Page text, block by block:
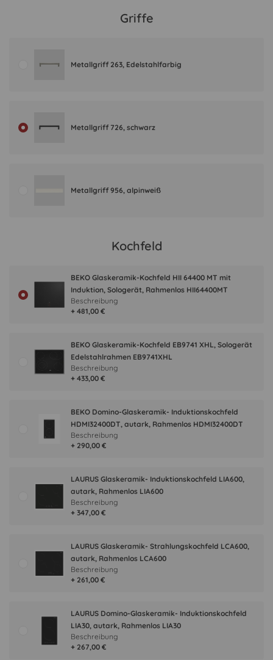
Griffe
Metallgriff 263, Edelstahlfarbig
Metallgriff 726, schwarz
Metallgriff 956, alpinweiß
Kochfeld
BEKO Glaskeramik-Kochfeld HII 64400 MT mit
Induktion, Sologerät, Rahmenlos HII64400MT
+ 481,00 €
Beschreibung
BEKO Glaskeramik-Kochfeld EB9741 XHL, Sologerät
Edelstahlrahmen EB9741XHL
+ 433,00 €
Beschreibung
BEKO Domino-Glaskeramik- Induktionskochfeld
HDMI32400DT, autark, Rahmenlos HDMI32400DT
+ 290,00 €
Beschreibung
LAURUS Glaskeramik- Induktionskochfeld LIA600,
autark, Rahmenlos LIA600
+ 347,00 €
Beschreibung
LAURUS Glaskeramik- Strahlungskochfeld LCA600,
autark, Rahmenlos LCA600
+ 261,00 €
Beschreibung
LAURUS Domino-Glaskeramik- Induktionskochfeld
LIA30, autark, Rahmenlos LIA30
+ 267,00 €
Beschreibung